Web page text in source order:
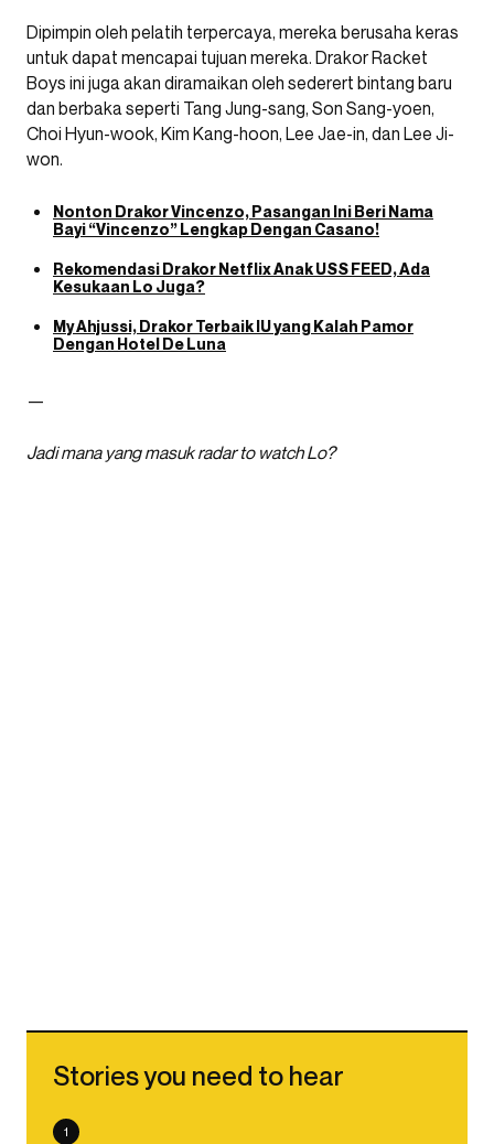
Dipimpin oleh pelatih terpercaya, mereka berusaha keras
untuk dapat mencapai tujuan mereka. Drakor Racket
Boys ini juga akan diramaikan oleh sederert bintang baru
dan berbaka seperti Tang Jung-sang, Son Sang-yoen,
Choi Hyun-wook, Kim Kang-hoon, Lee Jae-in, dan Lee Ji-
won.
Nonton Drakor Vincenzo, Pasangan Ini Beri Nama
Bayi “Vincenzo” Lengkap Dengan Casano!
Rekomendasi Drakor Netflix Anak USS FEED, Ada
Kesukaan Lo Juga?
My Ahjussi, Drakor Terbaik IU yang Kalah Pamor
Dengan Hotel De Luna
—
Jadi mana yang masuk radar to watch Lo?
Stories you need to hear
1